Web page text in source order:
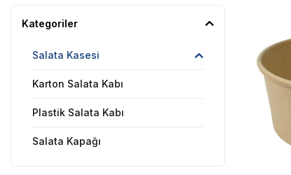
Kategoriler
Salata Kasesi
Karton Salata Kabı
Plastik Salata Kabı
Salata Kapağı